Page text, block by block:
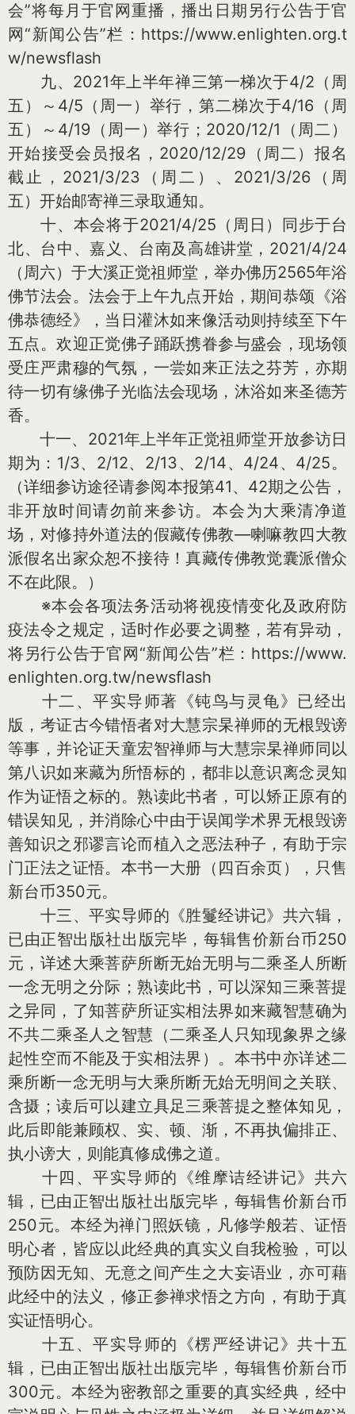
会”将每月于官网重播，播出日期另行公告于官
网“新闻公告”栏：https://www.enlighten.org.t
w/newsflash
九、2021年上半年禅三第一梯次于4/2（周
五）～4/5（周一）举行，第二梯次于4/16（周
五）～4/19（周一）举行；2020/12/1（周二）
开始接受会员报名，2020/12/29（周二）报名
截止，2021/3/23（周二）、2021/3/26（周
五）开始邮寄禅三录取通知。
十、本会将于2021/4/25（周日）同步于台
北、台中、嘉义、台南及高雄讲堂，2021/4/24
（周六）于大溪正觉祖师堂，举办佛历2565年浴
佛节法会。法会于上午九点开始，期间恭颂《浴
佛恭德经》，当日灌沐如来像活动则持续至下午
五点。欢迎正觉佛子踊跃携眷参与盛会，现场领
受庄严肃穆的气氛，一尝如来正法之芬芳，亦期
待一切有缘佛子光临法会现场，沐浴如来圣德芳
香。
十一、2021年上半年正觉祖师堂开放参访日
期为：1/3、2/12、2/13、2/14、4/24、4/25。
（详细参访途径请参阅本报第41、42期之公告，
非开放时间请勿前来参访。本会为大乘清净道
场，对修持外道法的假藏传佛教—喇嘛教四大教
派假名出家众恕不接待！真藏传佛教觉囊派僧众
不在此限。）
※本会各项法务活动将视疫情变化及政府防
疫法令之规定，适时作必要之调整，若有异动，
将另行公告于官网“新闻公告”栏：https://www.
enlighten.org.tw/newsflash
十二、平实导师著《钝鸟与灵龟》已经出
版，考证古今错悟者对大慧宗杲禅师的无根毁谤
等事，并论证天童宏智禅师与大慧宗杲禅师同以
第八识如来藏为所悟标的，都非以意识离念灵知
作为证悟之标的。熟读此书者，可以矫正原有的
错误知见，并消除心中由于误闻学术界无根毁谤
善知识之邪谬言论而植入之恶法种子，有助于宗
门正法之证悟。本书一大册（四百余页），只售
新台币350元。
十三、平实导师的《胜鬘经讲记》共六辑，
已由正智出版社出版完毕，每辑售价新台币250
元，详述大乘菩萨所断无始无明与二乘圣人所断
一念无明之分际；熟读此书，可以深知三乘菩提
之异同，了知菩萨所证实相法界如来藏智慧确为
不共二乘圣人之智慧（二乘圣人只知现象界之缘
起性空而不能及于实相法界）。本书中亦详述二
乘所断一念无明与大乘所断无始无明间之关联、
含摄；读后可以建立具足三乘菩提之整体知见，
此后即能兼顾权、实、顿、渐，不再执偏排正、
执小谤大，则能真修成佛之道。
十四、平实导师的《维摩诘经讲记》共六
辑，已由正智出版社出版完毕，每辑售价新台币
250元。本经为禅门照妖镜，凡修学般若、证悟
明心者，皆应以此经典的真实义自我检验，可以
预防因无知、无意之间产生之大妄语业，亦可藉
此经中的法义，修正参禅求悟之方向，有助于真
实证悟明心。
十五、平实导师的《楞严经讲记》共十五
辑，已由正智出版社出版完毕，每辑售价新台币
300元。本经为密教部之重要的真实经典，经中